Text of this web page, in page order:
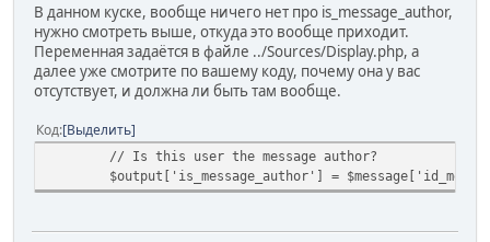
В данном куске, вообще ничего нет про is_message_author,
нужно смотреть выше, откуда это вообще приходит.
Переменная задаётся в файле ../Sources/Display.php, а
далее уже смотрите по вашему коду, почему она у вас
отсутствует, и должна ли быть там вообще.
Код Выделить
// Is this user the message author?
$output['is_message_author'] =